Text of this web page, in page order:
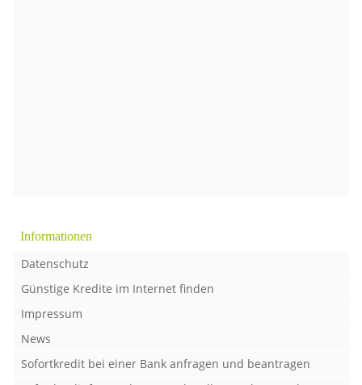
Informationen
Datenschutz
Günstige Kredite im Internet finden
Impressum
News
Sofortkredit bei einer Bank anfragen und beantragen